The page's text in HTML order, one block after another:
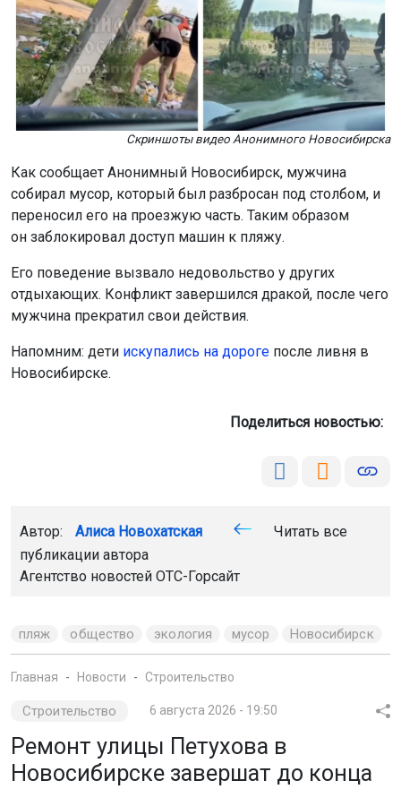
Скриншоты видео Анонимного Новосибирска
Как сообщает Анонимный Новосибирск, мужчина
собирал мусор, который был разбросан под столбом, и
переносил его на проезжую часть. Таким образом
он заблокировал доступ машин к пляжу.
Его поведение вызвало недовольство у других
отдыхающих. Конфликт завершился дракой, после чего
мужчина прекратил свои действия.
Напомним: дети искупались на дороге после ливня в
Новосибирске.
Поделиться новостью:
Автор: Алиса Новохатская
Читать все
публикации автора
Агентство новостей ОТС-Горсайт
пляж общество экология мусор Новосибирск
Главная Новости Строительство
Строительство 6 августа 2026 - 19:50
Ремонт улицы Петухова в
Новосибирске завершат до конца